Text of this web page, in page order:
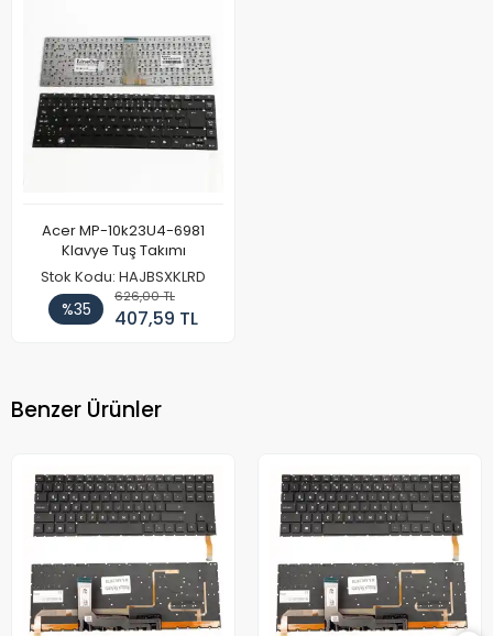
Acer MP-10k23U4-6981
Klavye Tuş Takımı
Stok Kodu: HAJBSXKLRD
%35
626,00 TL
407,59 TL
Benzer Ürünler